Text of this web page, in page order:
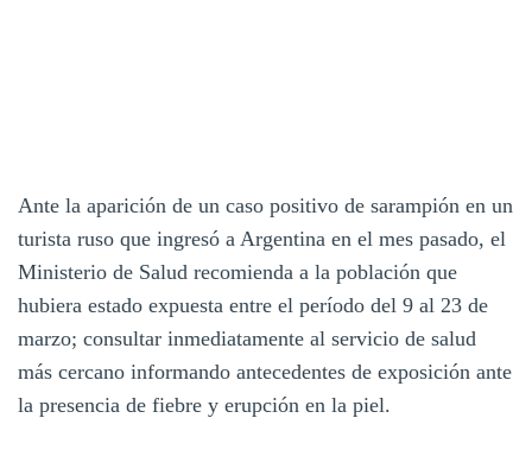
Ante la aparición de un caso positivo de sarampión en un
turista ruso que ingresó a Argentina en el mes pasado, el
Ministerio de Salud recomienda a la población que
hubiera estado expuesta entre el período del 9 al 23 de
marzo; consultar inmediatamente al servicio de salud
más cercano informando antecedentes de exposición ante
la presencia de fiebre y erupción en la piel.